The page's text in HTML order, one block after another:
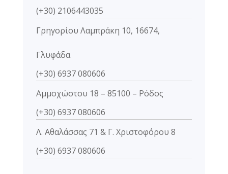
(+30) 2106443035
Γρηγορίου Λαμπράκη 10, 16674,
Γλυφάδα
(+30) 6937 080606
Αμμοχώστου 18 – 85100 – Ρόδος
(+30) 6937 080606
Λ. Αθαλάσσας 71 & Γ. Χριστοφόρου 8
(+30) 6937 080606